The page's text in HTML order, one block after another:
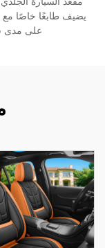
يضيف طابعًا خاصًا مع
على مدى